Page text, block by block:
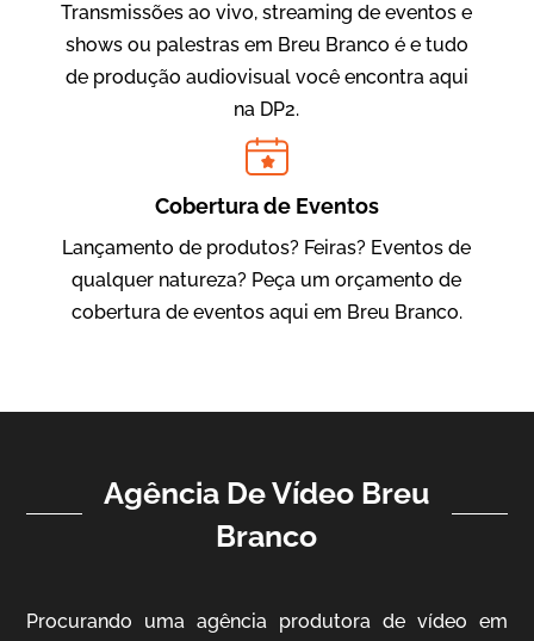
IBCC
Vídeo Institucional
Vídeo Institucional
Transmissões ao vivo, streaming de eventos e
shows ou palestras em Breu Branco é e tudo
de produção audiovisual você encontra aqui
na DP2.
Cobertura de Eventos
Lançamento de produtos? Feiras? Eventos de
qualquer natureza? Peça um orçamento de
cobertura de eventos aqui em Breu Branco.
Agência De Vídeo Breu
Branco
Procurando uma agência produtora de vídeo em